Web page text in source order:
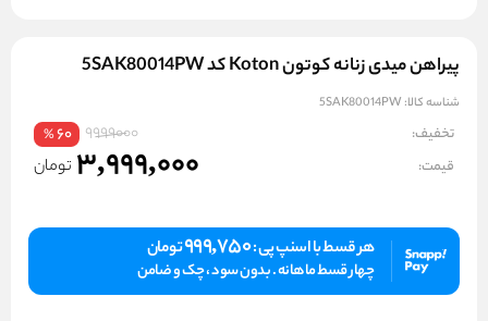
پیراهن میدی زنانه کوتون Koton کد 5SAK80014PW
شناسه کالا: 5SAK80014PW
تخفیف: 9999000
60
%
قیمت: 3,999,000 تومان
هر قسط با اسنپ پی :999,750تومان
چهار قسط ماهانه . بدون سود ، چک و ضامن